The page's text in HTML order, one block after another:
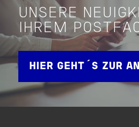
UNSERE
IHREM
HIER GEHT´S ZUR